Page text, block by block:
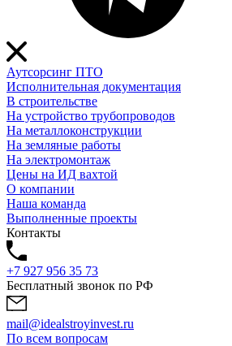
Аутсорсинг ПТО
Исполнительная документация
В строительстве
На устройство трубопроводов
На металлоконструкции
На земляные работы
На электромонтаж
Цены на ИД вахтой
О компании
Наша команда
Выполненные проекты
Контакты
+7 927 956 35 73
Бесплатный звонок по РФ
mail@idealstroyinvest.ru
По всем вопросам